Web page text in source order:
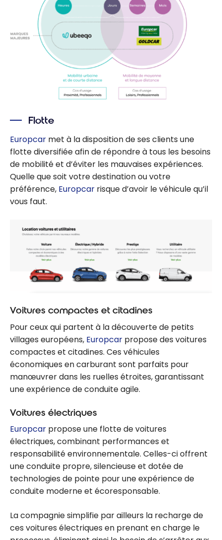
Flotte
Europcar met à la disposition de ses clients une
flotte diversifiée afin de répondre à tous les besoins
de mobilité et d’éviter les mauvaises expériences.
Quelle que soit votre destination ou votre
préférence, Europcar risque d’avoir le véhicule qu’il
vous faut.
Voitures compactes et citadines
Pour ceux qui partent à la découverte de petits
villages européens, Europcar propose des voitures
compactes et citadines. Ces véhicules
économiques en carburant sont parfaits pour
manœuvrer dans les ruelles étroites, garantissant
une expérience de conduite agile.
Voitures électriques
Europcar propose une flotte de voitures
électriques, combinant performances et
responsabilité environnementale. Celles-ci offrent
une conduite propre, silencieuse et dotée de
technologies de pointe pour une expérience de
conduite moderne et écoresponsable.
La compagnie simplifie par ailleurs la recharge de
ces voitures électriques en prenant en charge le